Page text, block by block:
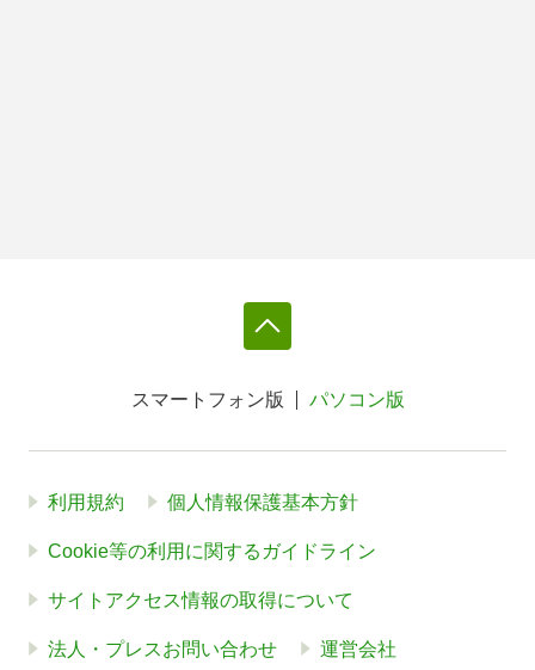
スマートフォン版 パソコン版
利用規約 個人情報保護基本方針
Cookie等の利用に関するガイドライン
サイトアクセス情報の取得について
法人・プレスお問い合わせ 運営会社